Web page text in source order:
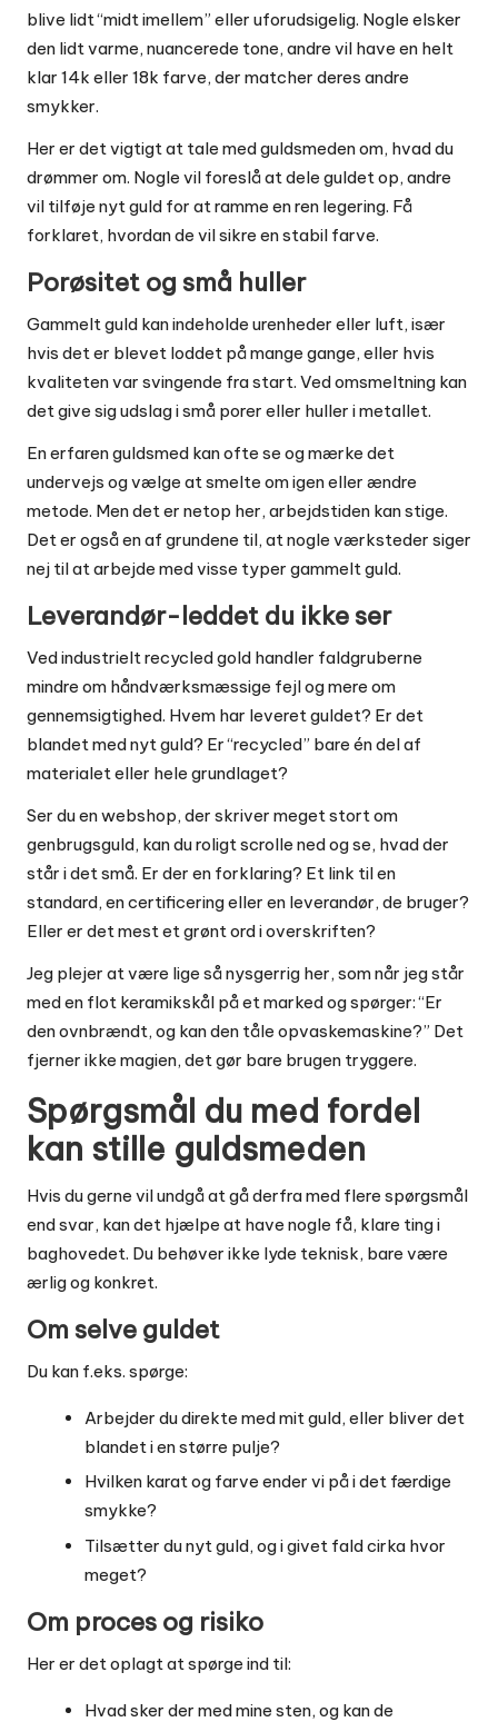
blive lidt “midt imellem” eller uforudsigelig. Nogle elsker
den lidt varme, nuancerede tone, andre vil have en helt
klar 14k eller 18k farve, der matcher deres andre
smykker.
Her er det vigtigt at tale med guldsmeden om, hvad du
drømmer om. Nogle vil foreslå at dele guldet op, andre
vil tilføje nyt guld for at ramme en ren legering. Få
forklaret, hvordan de vil sikre en stabil farve.
Porøsitet og små huller
Gammelt guld kan indeholde urenheder eller luft, især
hvis det er blevet loddet på mange gange, eller hvis
kvaliteten var svingende fra start. Ved omsmeltning kan
det give sig udslag i små porer eller huller i metallet.
En erfaren guldsmed kan ofte se og mærke det
undervejs og vælge at smelte om igen eller ændre
metode. Men det er netop her, arbejdstiden kan stige.
Det er også en af grundene til, at nogle værksteder siger
nej til at arbejde med visse typer gammelt guld.
Leverandør-leddet du ikke ser
Ved industrielt recycled gold handler faldgruberne
mindre om håndværksmæssige fejl og mere om
gennemsigtighed. Hvem har leveret guldet? Er det
blandet med nyt guld? Er “recycled” bare én del af
materialet eller hele grundlaget?
Ser du en webshop, der skriver meget stort om
genbrugsguld, kan du roligt scrolle ned og se, hvad der
står i det små. Er der en forklaring? Et link til en
standard, en certificering eller en leverandør, de bruger?
Eller er det mest et grønt ord i overskriften?
Jeg plejer at være lige så nysgerrig her, som når jeg står
med en flot keramikskål på et marked og spørger: “Er
den ovnbrændt, og kan den tåle opvaskemaskine?” Det
fjerner ikke magien, det gør bare brugen tryggere.
Spørgsmål du med fordel
kan stille guldsmeden
Hvis du gerne vil undgå at gå derfra med flere spørgsmål
end svar, kan det hjælpe at have nogle få, klare ting i
baghovedet. Du behøver ikke lyde teknisk, bare være
ærlig og konkret.
Om selve guldet
Du kan f.eks. spørge:
Arbejder du direkte med mit guld, eller bliver det
blandet i en større pulje?
Hvilken karat og farve ender vi på i det færdige
smykke?
Tilsætter du nyt guld, og i givet fald cirka hvor
meget?
Om proces og risiko
Her er det oplagt at spørge ind til:
Hvad sker der med mine sten, og kan de